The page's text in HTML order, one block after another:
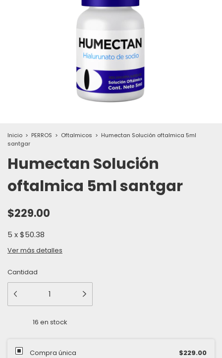
Inicio > PERROS > Oftalmicos > Humectan Solución oftalmica 5ml
santgar
Humectan Solución
oftalmica 5ml santgar
$229.00
5 x$50.38
Ver más detalles
Cantidad
16 en stock
Compra única $229.00